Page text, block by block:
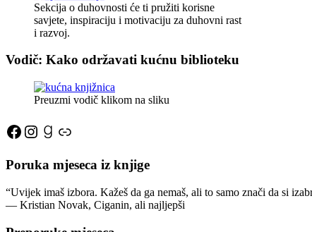
Sekcija o duhovnosti će ti pružiti korisne
savjete, inspiraciju i motivaciju za duhovni rast
i razvoj.
Vodič: Kako održavati kućnu biblioteku
Preuzmi vodič klikom na sliku
Facebook
Instagram
Goodreads
Link
Poruka mjeseca iz knjige
“Uvijek imaš izbora. Kažeš da ga nemaš, ali to samo znači da si
― Kristian Novak, Ciganin, ali najljepši